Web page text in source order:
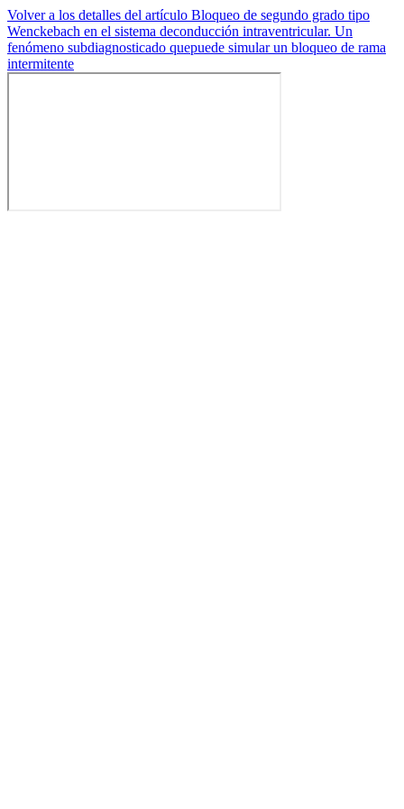
Volver a los detalles del artículo Bloqueo de segundo grado tipo
Wenckebach en el sistema deconducción intraventricular. Un
fenómeno subdiagnosticado quepuede simular un bloqueo de rama
intermitente